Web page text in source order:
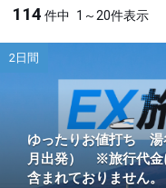
114 件中 1～20件表示
2日間
ゆったりお値打ち
月出発） ※旅行代金
含まれておりません。